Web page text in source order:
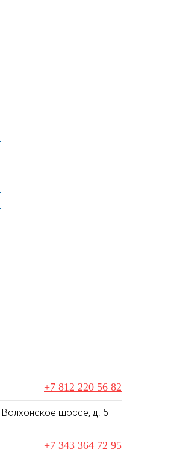
+7 812 220 56 82
шоссе, д. 5
+7 343 364 72 95